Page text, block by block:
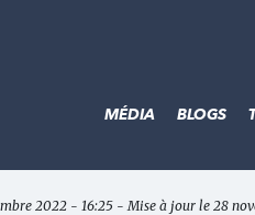
MÉDIA BLOGS
2022 - 16:25 - Mise à jour le 28